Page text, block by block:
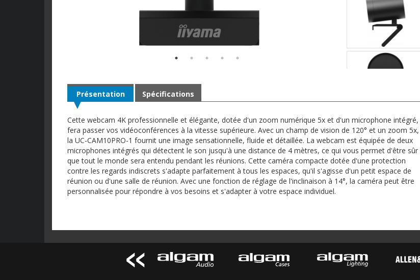
Présentation
Cette webcam 4K professionnelle et élégante, dotée d'un zoom numérique 5x et d'un microphone intégré,
fera passer vos vidéoconférences à la vitesse supérieure. Avec un champ de vision de 120° et un zoom 5x,
la UC-CAM10PRO-1 fournit une image sensationnelle, fluide et détaillée. La webcam est équipée de deux
microphones intégrés qui détectent le son jusqu'à une distance de 4 mètres, ce qui vous permet d'être sûr
que tout le monde sera entendu pendant les réunions. Cette caméra compacte dotée d'une protection
contre les regards indiscrets s'adapte parfaitement à tous les espaces, qu'il s'agisse d'un petit espace de
réunion ou d'une salle de réunion. Avec une fonction de réglage de l'inclinaison à 14°, la caméra peut être
personnalisée pour répondre à vos besoins et s'adapter à votre espace individuel.
Spécifications